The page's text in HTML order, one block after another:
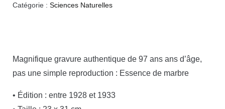
Catégorie : Sciences Naturelles
Magnifique gravure authentique de 97 ans ans d’âge,
pas une simple reproduction : Essence de marbre
• Édition : entre 1928 et 1933